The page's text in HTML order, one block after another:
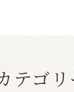
テゴリ